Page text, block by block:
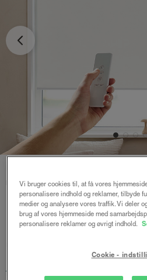
mørklægning
Express
m/motor
fra
Vi bruger cookies til, at få vores
personalisere indhold og reklamer, tilbyde
medier og analysere vores traffik. Vi deler
brug af vores hjemmeside med
personalisere reklamer og øvrigt indhold.
Cookie -